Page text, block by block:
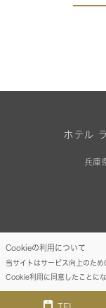
Cookieの利用について
当サイトはサービス向上のた
Cookie利用に同意したことにな
ホテル
兵庫